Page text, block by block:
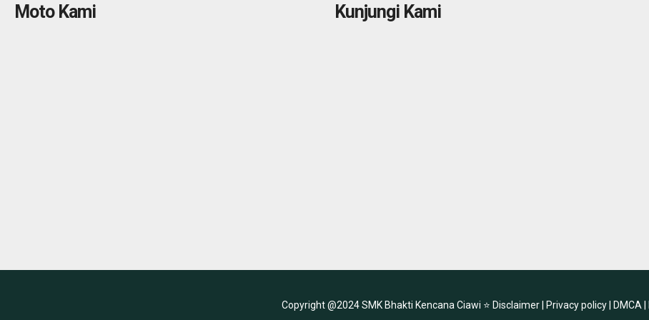
Moto Kami Kunjungi Kami
Copyright @2024 SMK Bhakti Kencana Ciawi ⭐ Disclaimer | Privacy policy | DMCA |